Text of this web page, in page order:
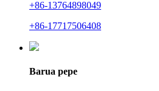
+86-13764898049
+86-17717506408
Barua pepe